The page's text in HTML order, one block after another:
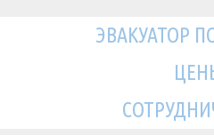
ЭВАКУАТОР